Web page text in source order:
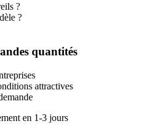
?
?
quantités
attractives
en 1-3 jours